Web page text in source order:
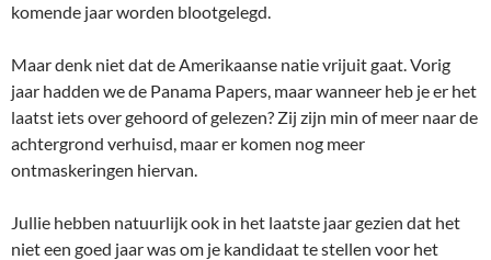
komende jaar worden blootgelegd.
Maar denk niet dat de Amerikaanse natie vrijuit gaat. Vorig
jaar hadden we de Panama Papers, maar wanneer heb je er het
laatst iets over gehoord of gelezen? Zij zijn min of meer naar de
achtergrond verhuisd, maar er komen nog meer
ontmaskeringen hiervan.
Jullie hebben natuurlijk ook in het laatste jaar gezien dat het
niet een goed jaar was om je kandidaat te stellen voor het